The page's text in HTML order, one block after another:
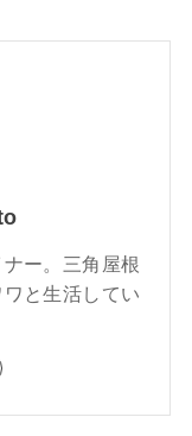
ー。三角屋根
と生活してい